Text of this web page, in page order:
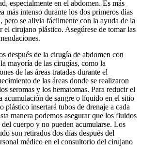
especialmente en el abdomen. Es más
más intenso durante los dos primeros días
pero se alivia fácilmente con la ayuda de la
el cirujano plástico. Asegúrese de tomar las
después de la cirugía de abdomen con
mayoría de las cirugías, como la
de las áreas tratadas durante el
de las áreas donde se realizaron
seromas y los hematomas. Para reducir el
acumulación de sangre o líquido en el sitio
plástico insertará tubos de drenaje a cada
manera podemos asegurar que los fluidos
cuerpo y no pueden acumularse. Los
son retirados dos días después del
médico en el consultorio del cirujano